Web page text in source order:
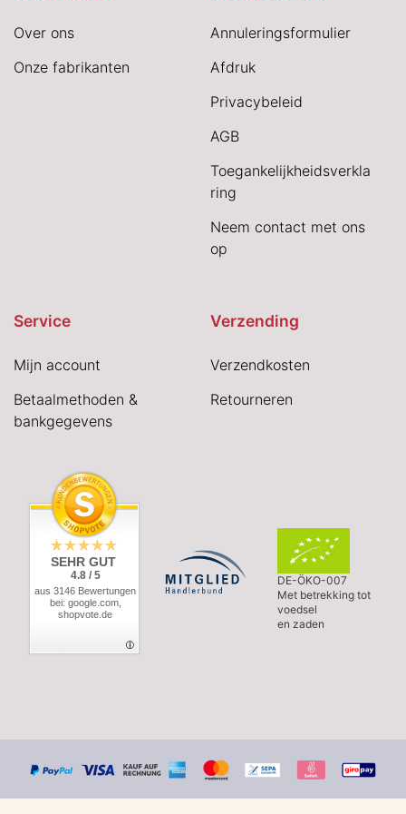
Over ons
Onze fabrikanten
Annuleringsformulier
Afdruk
Privacybeleid
AGB
Toegankelijkheidsverkla
ring
Neem contact met ons
op
Service
Mijn account
Betaalmethoden &
bankgegevens
Verzending
Verzendkosten
Retourneren
SEHR GUT
4.8 / 5
aus 3146 Bewertungen
bei: google.com,
shopvote.de
DE-ÖKO-007
Met betrekking tot
voedsel
en zaden